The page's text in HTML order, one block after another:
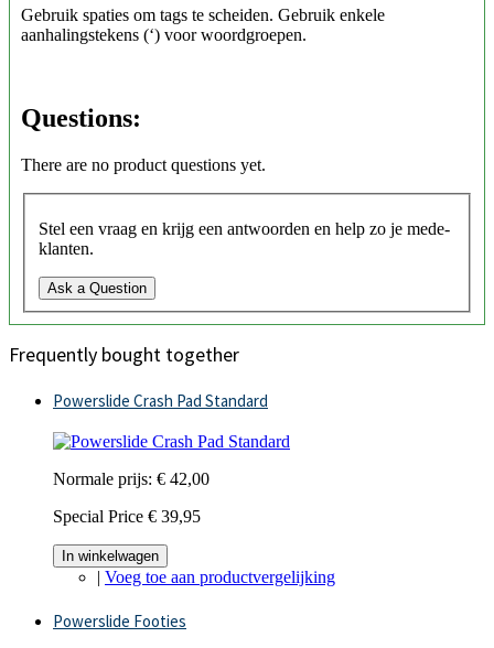
Gebruik spaties om tags te scheiden. Gebruik enkele
aanhalingstekens (‘) voor woordgroepen.
Questions:
There are no product questions yet.
Stel een vraag en krijg een antwoorden en help zo je mede-
klanten.
Ask a Question
Frequently bought together
Powerslide Crash Pad Standard
Normale prijs: € 42,00
Special Price € 39,95
In winkelwagen
| Voeg toe aan productvergelijking
Powerslide Footies